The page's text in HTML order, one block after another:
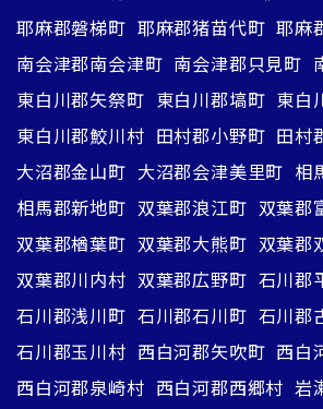
耶麻郡磐梯町 耶麻郡猪苗代町 耶麻
南会津郡南会津町 南会津郡只見町
東白川郡矢祭町 東白川郡塙町 東白
東白川郡鮫川村 田村郡小野町 田村
大沼郡金山町 大沼郡会津美里町 相
相馬郡新地町 双葉郡浪江町 双葉郡
双葉郡楢葉町 双葉郡大熊町 双葉郡
双葉郡川内村 双葉郡広野町 石川郡
石川郡浅川町 石川郡石川町 石川郡
石川郡玉川村 西白河郡矢吹町 西白
西白河郡泉崎村 西白河郡西郷村 岩